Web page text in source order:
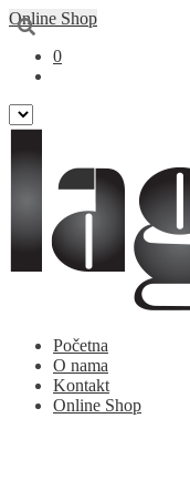
Online Shop
0
Preskoči
navigaciju
Skoči
sadržaj
Početna
O nama
Kontakt
Online Shop